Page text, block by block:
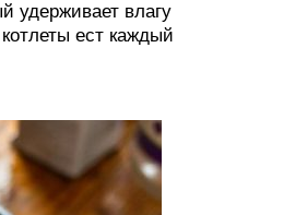
удерживает влагу
ест каждый